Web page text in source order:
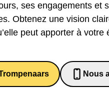
ses engagements et
Obtenez une vision
peut apporter à votre
Nous